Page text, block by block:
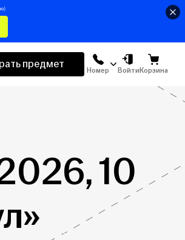
предмет
Номер ВойтиКорзина
10